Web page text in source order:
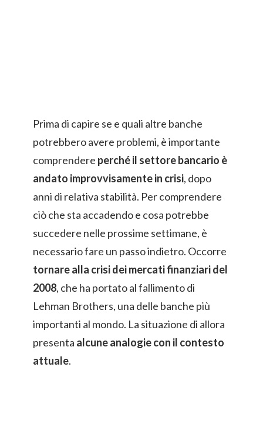
Prima di capire se e quali altre banche
potrebbero avere problemi, è importante
comprendere perché il settore bancario è
andato improvvisamente in crisi, dopo
anni di relativa stabilità. Per comprendere
ciò che sta accadendo e cosa potrebbe
succedere nelle prossime settimane, è
necessario fare un passo indietro. Occorre
tornare alla crisi dei mercati finanziari del
2008, che ha portato al fallimento di
Lehman Brothers, una delle banche più
importanti al mondo. La situazione di allora
presenta alcune analogie con il contesto
attuale.